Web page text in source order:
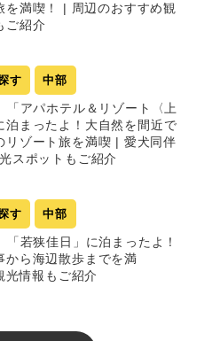
を満喫！ | 周辺のおすすめ観
ご紹介
す 中部
「アパホテル＆リゾート〈上
泊まったよ！大自然を間近で
リゾート旅を満喫 | 愛犬同伴
スポットもご紹介
す 中部
「若狭佳日」に泊まったよ！
から海辺散歩までを満
情報もご紹介